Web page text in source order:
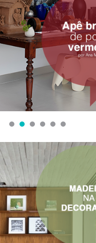
1 2 3 4 5 6